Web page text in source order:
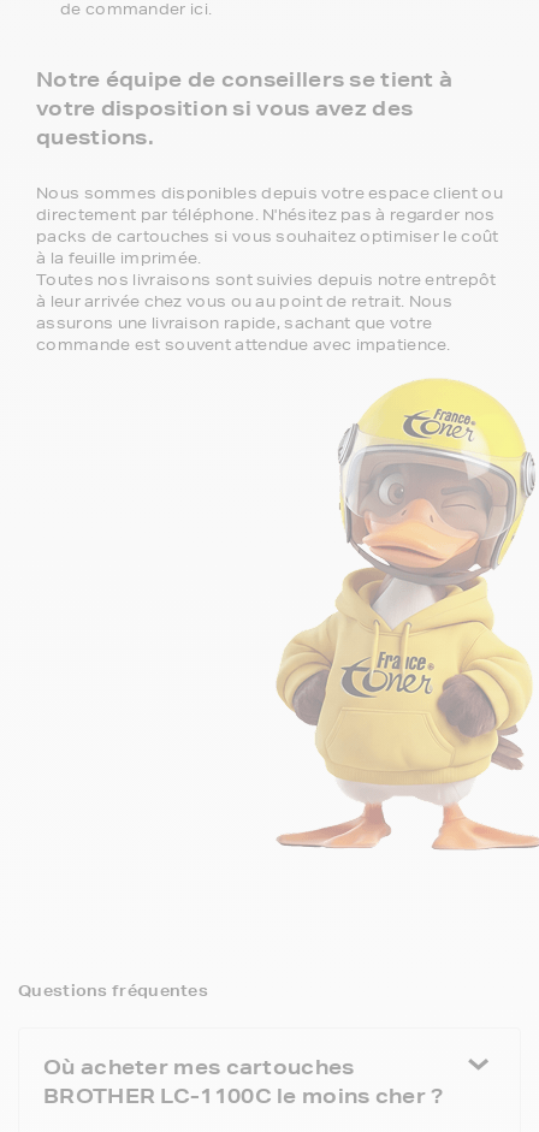
de commander ici.
Notre équipe de conseillers se tient à
votre disposition si vous avez des
questions.
Nous sommes disponibles depuis votre espace client ou
directement par téléphone. N'hésitez pas à regarder nos
packs de cartouches si vous souhaitez optimiser le coût
à la feuille imprimée.
Toutes nos livraisons sont suivies depuis notre entrepôt
à leur arrivée chez vous ou au point de retrait. Nous
assurons une livraison rapide, sachant que votre
commande est souvent attendue avec impatience.
Questions fréquentes
Où acheter mes cartouches
BROTHER LC-1100C le moins cher ?